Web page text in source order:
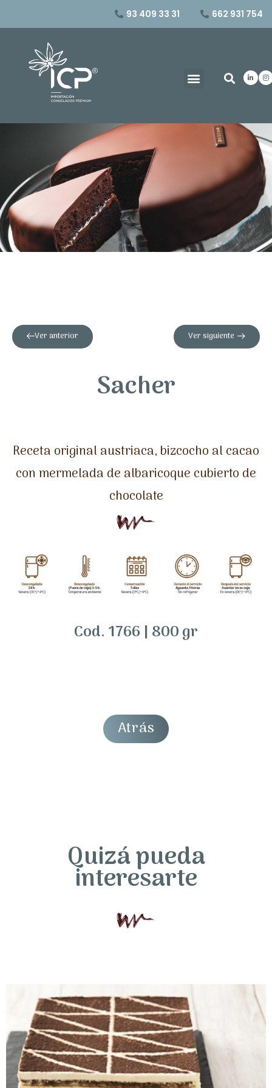
93 409 33 31 662 931 754
Ver anterior Ver siguiente
Sacher
Receta original austriaca, bizcocho al cacao
con mermelada de albaricoque cubierto de
chocolate
Cod. 1766 | 800 gr
Atrás
Quizá pueda
interesarte